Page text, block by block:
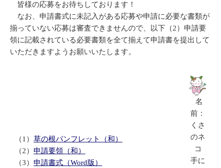
皆様の応募をお待ちしております！
なお、申請書式に未記入がある応募や申請に必要な書類が
揃っていない応募は審査できませんので、以下（2）申請要
領に記載されている必要書類を全て揃えて申請書を提出して
いただきますようお願いいたします。
（1） 草の根パンフレット（和）
（2） 申請要領（和）
（3） 申請書式（Word版）
名
前：
くさ
のネ
コ
手に